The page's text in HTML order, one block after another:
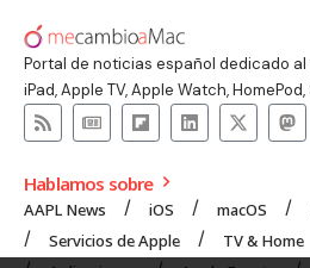
Portal de noticias español dedicado al
iPad, Apple TV, Apple Watch,
Hablamos sobre
AAPL News iOS macOS
Servicios de Apple
TV & Home